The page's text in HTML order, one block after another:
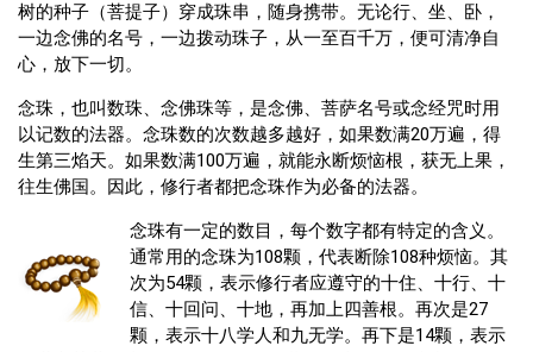
树的种子（菩提子）穿成珠串，随身携带。无论行、坐、卧，
一边念佛的名号，一边拨动珠子，从一至百千万，便可清净自
心，放下一切。
念珠，也叫数珠、念佛珠等，是念佛、菩萨名号或念经咒时用
以记数的法器。念珠数的次数越多越好，如果数满20万遍，得
生第三焰天。如果数满100万遍，就能永断烦恼根，获无上果，
往生佛国。因此，修行者都把念珠作为必备的法器。
念珠有一定的数目，每个数字都有特定的含义。
通常用的念珠为108颗，代表断除108种烦恼。其
次为54颗，表示修行者应遵守的十住、十行、十
信、十回问、十地，再加上四善根。再次是27
颗，表示十八学人和九无学。再下是14颗，表示